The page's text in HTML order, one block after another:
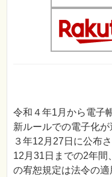
令和４年1月から電子
新ルールでの電子化
３年12月27日に公布
12月31日までの2年間
の宥恕規定は法令の